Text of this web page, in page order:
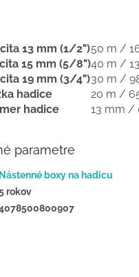
13 mm (1/2")50 m /
15 mm (5/8")40 m /
19 mm (3/4")30 m /
hadice
20 m /
hadice
13 mm /
parametre
Nástenné boxy na hadicu
rokov